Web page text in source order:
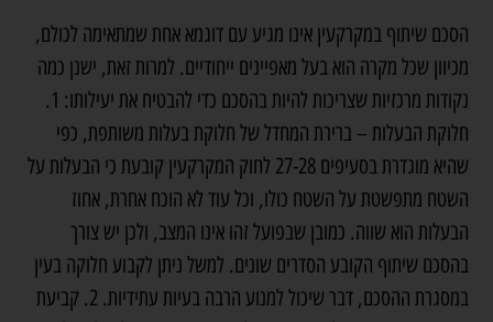
הסכם שיתוף במקרקעין אינו מגיע עם דוגמא אחת שמתאימה לכולם,
מכיוון שכל מקרה הוא בעל מאפיינים ייחודיים. למרות זאת, ישנן כמה
נקודות מרכזיות שצריכות להיות בהסכם כדי להבטיח את יעילותו: 1.
חלוקת הבעלות – ברירת המחדל של חלוקת בעלות משותפת, כפי
שהיא מוגדרת בסעיפים 27-28 לחוק המקרקעין קובעת כי הבעלות על
השטח מתפשטת על השטח כולו, וכל עוד לא הוכח אחרת, אחוז
הבעלות הוא שווה. כמובן שבפועל זהו אינו המצב, ולכן יש צורך
בהסכם שיתוף הקובע הסדרים שונים. למשל ניתן לקבוע חלוקה בעין
במסגרת ההסכם, דבר שיכול למנוע הרבה בעיות עתידיות. 2. קביעת